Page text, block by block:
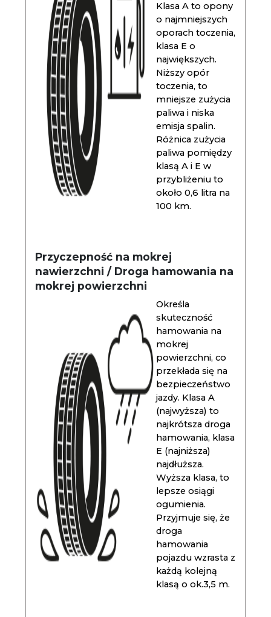
Klasa A to opony
o najmniejszych
oporach toczenia,
klasa E o
największych.
Niższy opór
toczenia, to
mniejsze zużycia
paliwa i niska
emisja spalin.
Różnica zużycia
paliwa pomiędzy
klasą A i E w
przybliżeniu to
około 0,6 litra na
100 km.
Przyczepność na mokrej
nawierzchni / Droga hamowania na
mokrej powierzchni
Określa
skuteczność
hamowania na
mokrej
powierzchni, co
przekłada się na
bezpieczeństwo
jazdy. Klasa A
(najwyższa) to
najkrótsza droga
hamowania, klasa
E (najniższa)
najdłuższa.
Wyższa klasa, to
lepsze osiągi
ogumienia.
Przyjmuje się, że
droga
hamowania
pojazdu wzrasta z
każdą kolejną
klasą o ok.3,5 m.